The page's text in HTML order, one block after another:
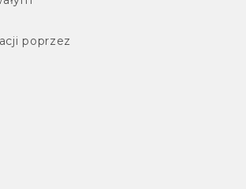
poprzez